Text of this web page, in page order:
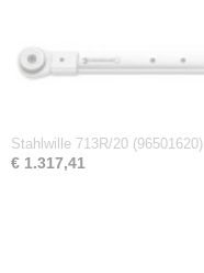
Stahlwille 713R/20 (96501620)
€ 1.317,41